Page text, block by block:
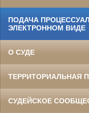
ПОДАЧА
ЭЛЕКТРОННОМ ВИДЕ
О СУДЕ
ТЕРРИТОРИАЛЬНАЯ
СУДЕЙСКОЕ